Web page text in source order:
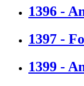
1396 -
1397 -
1399 -